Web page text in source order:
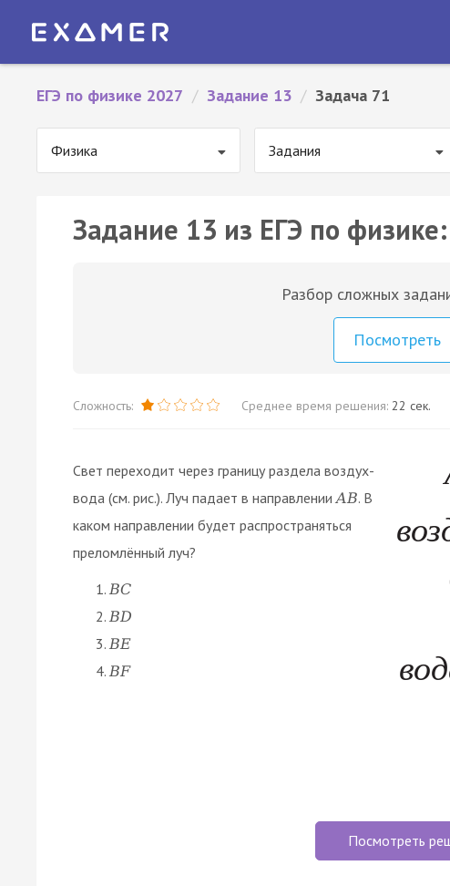
ЕГЭ по физике 2027 / Задание 13 / Задача 71
Физика Задания
Задание 13 из ЕГЭ по
Разбор сложных
Посмотреть
Сложность: Среднее время решения: 22 сек.
Свет переходит через границу раздела воздух-
вода (см. рис.). Луч падает в направлении AB. В
каком направлении будет распространяться
преломлённый луч?
BC
BD
BE
BF
Посмотреть